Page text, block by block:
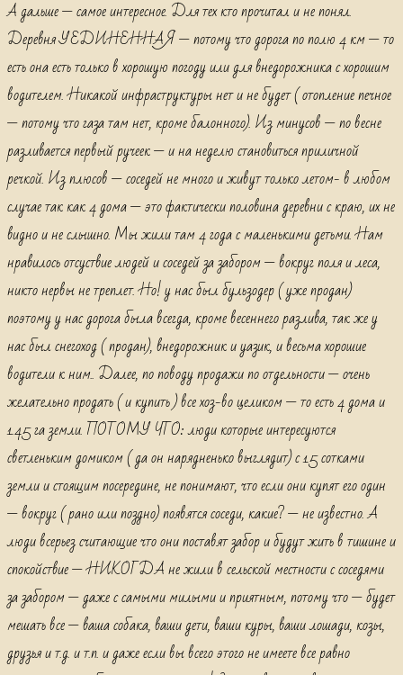
А дальше — самое интересное. Для тех кто прочитал и не понял.
Деревня УЕДИНЕННАЯ — потому что дорога по полю 4 км — то
есть она есть только в хорошую погоду или для внедорожника с хорошим
водителем. Никакой инфраструктуры нет и не будет ( отопление печное
— потому что газа там нет, кроме балонного). Из минусов — по весне
разливается первый ручеек — и на неделю становиться приличной
речкой. Из плюсов — соседей не много и живут только летом- в любом
случае так как 4 дома — это фактически половина деревни с краю, их не
видно и не слышно. Мы жили там 4 года с маленькими детьми. Нам
нравилось отсуствие людей и соседей за забором — вокруг поля и леса,
никто нервы не треплет. Но! у нас был бульзодер ( уже продан)
поэтому у нас дорога была всегда, кроме весеннего разлива, так же у
нас был снегоход ( продан), внедорожник и уазик, и весьма хорошие
водители к ним.. Далее, по поводу продажи по отдельности — очень
желательно продать ( и купить ) все хоз-во целиком — то есть 4 дома и
1.45 га земли. ПОТОМУ ЧТО: люди которые интересуются
светленьким домиком ( да он нарядненько выглядит) с 15 сотками
земли и стоящим посередине, не понимают, что если они купят его один
— вокруг ( рано или поздно) появятся соседи, какие? — не известно. А
люди всерьез считающие что они поставят забор и будут жить в тишине и
спокойствие — НИКОГДА не жили в сельской местности с соседями
за забором — даже с самыми милыми и приятным, потому что — будет
мешать все — ваша собака, ваши дети, ваши куры, ваши лошади, козы,
друзья и т.д. и т.п. и даже если вы всего этого не имеете все равно